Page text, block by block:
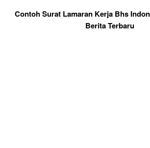
Contoh Surat Lamaran Kerja Bhs
Berita Terbaru